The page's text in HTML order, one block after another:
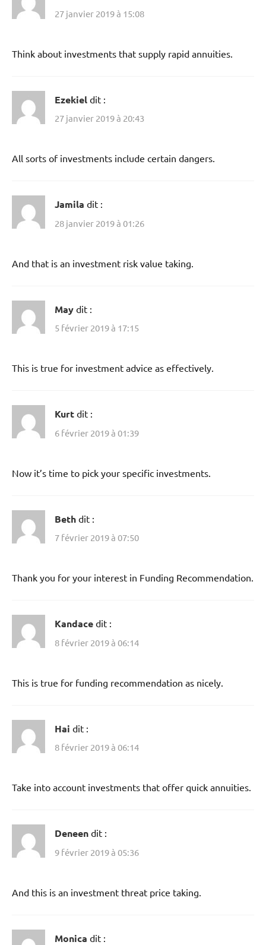
27 janvier 2019 à 15:08
Think about investments that supply rapid annuities.
Ezekiel dit :
27 janvier 2019 à 20:43
All sorts of investments include certain dangers.
Jamila dit :
28 janvier 2019 à 01:26
And that is an investment risk value taking.
May dit :
5 février 2019 à 17:15
This is true for investment advice as effectively.
Kurt dit :
6 février 2019 à 01:39
Now it’s time to pick your specific investments.
Beth dit :
7 février 2019 à 07:50
Thank you for your interest in Funding Recommendation.
Kandace dit :
8 février 2019 à 06:14
This is true for funding recommendation as nicely.
Hai dit :
8 février 2019 à 06:14
Take into account investments that offer quick annuities.
Deneen dit :
9 février 2019 à 05:36
And this is an investment threat price taking.
Monica dit :